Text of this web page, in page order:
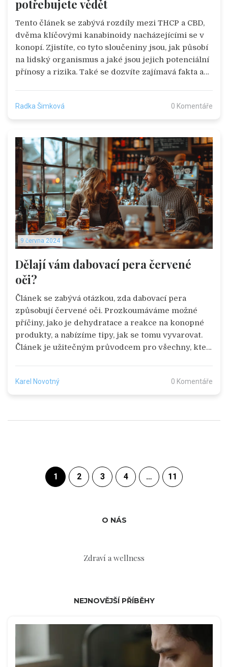
potřebujete vědět
Tento článek se zabývá rozdíly mezi THCP a CBD,
dvěma klíčovými kanabinoidy nacházejícími se v
konopí. Zjistíte, co tyto sloučeniny jsou, jak působí
na lidský organismus a jaké jsou jejich potenciální
přínosy a rizika. Také se dozvíte zajímavá fakta a
jejich využití ve zdravotnictví a wellness.
Radka Šimková 0 Komentáře
9 června 2024
Dělají vám dabovací pera červené
oči?
Článek se zabývá otázkou, zda dabovací pera
způsobují červené oči. Prozkoumáváme možné
příčiny, jako je dehydratace a reakce na konopné
produkty, a nabízíme tipy, jak se tomu vyvarovat.
Článek je užitečným průvodcem pro všechny, kteří
Karel Novotný 0 Komentáře
1 2 3 4 … 11
O NÁS
Zdraví a wellness
NEJNOVĚJŠÍ PŘÍBĚHY